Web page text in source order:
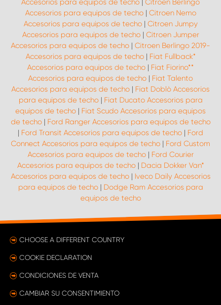
Accesorios para equipos de techo | Citroen Berlingo
Accesorios para equipos de techo| Citroen Nemo
Accesorios para equipos de techo| Citroen Jumpy
Accesorios para equipos de techo| Citroen Jumper
Accesorios para equipos de techo | Citroen Berlingo 2019-
Accesorios para equipos de techo| Fiat Fullback*
Accesorios para equipos de techo | Fiat Fiorino**
Accesorios para equipos de techo | Fiat Talento
Accesorios para equipos de techo | Fiat Doblò Accesorios
para equipos de techo| Fiat Ducato Accesorios para
equipos de techo | Fiat Scudo Accesorios para equipos
de techo| Ford Ranger Accesorios para equipos de techo
| Ford Transit Accesorios para equipos de techo | Ford
Connect Accesorios para equipos de techo | Ford Custom
Accesorios para equipos de techo| Ford Courier
Accesorios para equipos de techo| Dacia Dokker Van*
Accesorios para equipos de techo| Iveco Daily Accesorios
para equipos de techo| Dodge Ram Accesorios para
equipos de techo
CHOOSE A DIFFERENT COUNTRY
COOKIE DECLARATION
CONDICIONES DE VENTA
CAMBIAR SU CONSENTIMIENTO